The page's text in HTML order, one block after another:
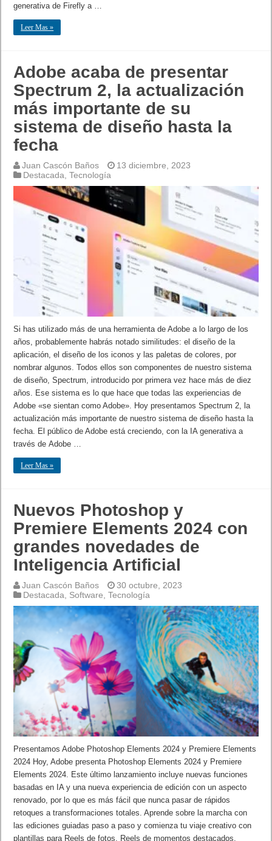
generativa de Firefly a …
Leer Mas »
Adobe acaba de presentar
Spectrum 2, la actualización
más importante de su
sistema de diseño hasta la
fecha
Juan Cascón Baños
13 diciembre, 2023
Destacada ,Tecnología
Si has utilizado más de una herramienta de Adobe a lo largo de los
años, probablemente habrás notado similitudes: el diseño de la
aplicación, el diseño de los iconos y las paletas de colores, por
nombrar algunos. Todos ellos son componentes de nuestro sistema
de diseño, Spectrum, introducido por primera vez hace más de diez
años. Ese sistema es lo que hace que todas las experiencias de
Adobe «se sientan como Adobe». Hoy presentamos Spectrum 2, la
actualización más importante de nuestro sistema de diseño hasta la
fecha. El público de Adobe está creciendo, con la IA generativa a
través de Adobe …
Leer Mas »
Nuevos Photoshop y
Premiere Elements 2024 con
grandes novedades de
Inteligencia Artificial
Juan Cascón Baños
30 octubre, 2023
Destacada
Software ,Tecnología
Presentamos Adobe Photoshop Elements 2024 y Premiere Elements
2024 Hoy, Adobe presenta Photoshop Elements 2024 y Premiere
Elements 2024. Este último lanzamiento incluye nuevas funciones
basadas en IA y una nueva experiencia de edición con un aspecto
renovado, por lo que es más fácil que nunca pasar de rápidos
retoques a transformaciones totales. Aprende sobre la marcha con
las ediciones guiadas paso a paso y comienza tu viaje creativo con
plantillas para Reels de fotos, Reels de momentos destacados,